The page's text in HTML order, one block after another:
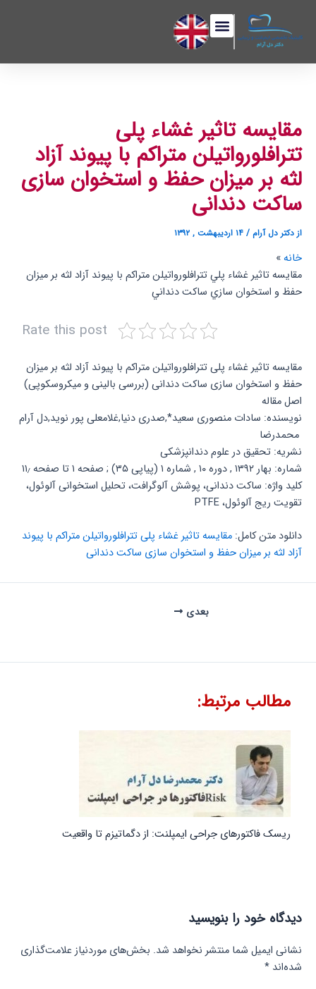
محتوا
فهرست
مقایسه تاثیر غشاء پلی
تترافلورواتیلن متراکم با پیوند آزاد
لثه بر میزان حفظ و استخوان سازی
ساکت دندانی
از دکتر دل آرام / ۱۴ اردیبهشت , ۱۳۹۲
خانه
مقايسه تاثير غشاء پلي تترافلورواتيلن متراكم با پيوند آزاد لثه بر ميزان
حفظ و استخوان سازي ساكت دنداني
Rate this post
مقایسه تاثیر غشاء پلی تترافلورواتیلن متراکم با پیوند آزاد لثه بر میزان
حفظ و استخوان سازی ساکت دندانی (بررسی بالینی و میکروسکوپی)
اصل مقاله
نویسنده: سادات منصوری سعید*,صدری دنیا,غلامعلی پور نوید,دل آرام
محمدرضا
نشریه: تحقیق در علوم دندانپزشکی
شماره: بهار ۱۳۹۲ , دوره ۱۰ , شماره ۱ (پیاپی ۳۵) ; صفحه ۱ تا صفحه ۱۱٫
کلید واژه: ساکت دندانی، پوشش آلوگرافت، تحلیل استخوانی آلوئول،
تقویت ریج آلوئول، PTFE
دانلود متن کامل: مقایسه تاثیر غشاء پلی تترافلورواتیلن متراکم با پیوند
آزاد لثه بر میزان حفظ و استخوان سازی ساکت دندانی
نوشته
بعدی
مطالب مرتبط:
ریسک فاکتورهای جراحی ایمپلنت: از دگماتیزم تا واقعیت
دیدگاه‌ خود را بنویسید
نشانی ایمیل شما منتشر نخواهد شد. بخش‌های موردنیاز علامت‌گذاری
شده‌اند *